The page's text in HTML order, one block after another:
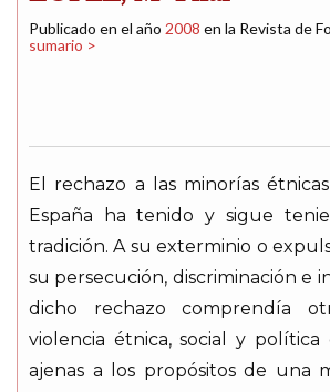
Publicado en el año 2008 en la Revista de
sumario >
El rechazo a las minorías
España ha tenido y sigue
tradición. A su exterminio o
su persecución, discriminación e
dicho rechazo comprendía
violencia étnica, social y
ajenas a los propósitos de una